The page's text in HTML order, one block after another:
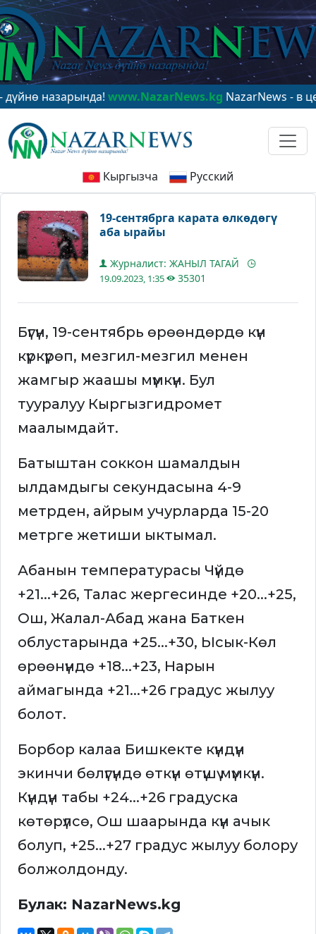
www.NazarNews.kgNazarNews - в центре
Кыргызча Русский
19-сентябрга карата өлкөдөгү
аба ырайы
Журналист: ЖАНЫЛ ТАГАЙ
19.09.2023, 1:35 35301
Бүгүн, 19-сентябрь өрөөндөрдө күн
күркүрөп, мезгил-мезгил менен
жамгыр жаашы мүмкүн. Бул
тууралуу Кыргызгидромет
маалымдайт.
Батыштан соккон шамалдын
ылдамдыгы секундасына 4-9
метрден, айрым учурларда 15-20
метрге жетиши ыктымал.
Абанын температурасы Чүйдө
+21...+26, Талас жергесинде +20...+25,
Ош, Жалал-Абад жана Баткен
облустарында +25...+30, Ысык-Көл
өрөөнүндө +18...+23, Нарын
аймагында +21...+26 градус жылуу
болот.
Борбор калаа Бишкекте күндүн
экинчи бөлүгүндө өткүн өтүшү мүмкүн.
Күндүн табы +24...+26 градуска
көтөрүлсө, Ош шаарында күн ачык
болуп, +25...+27 градус жылуу болору
болжолдонду.
Булак: NazarNews.kg